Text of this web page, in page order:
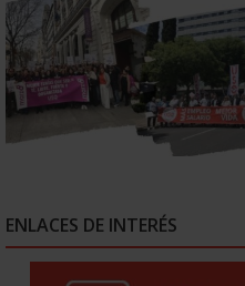
ENLACES DE INTERÉS